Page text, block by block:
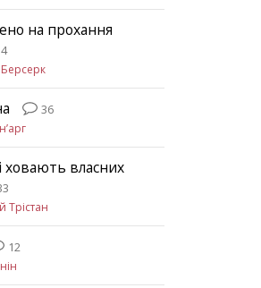
на прохання
36
ховають власних
Трістан
12